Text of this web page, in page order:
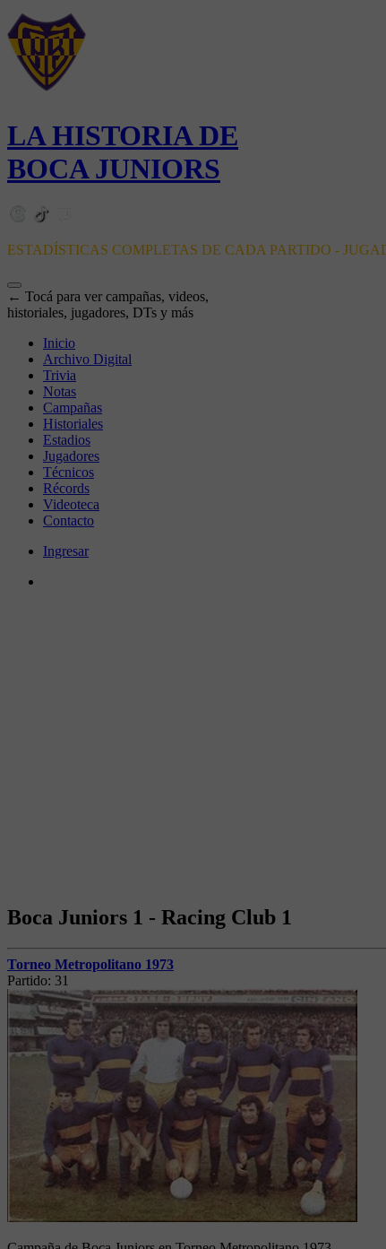
LA HISTORIA DE
BOCA JUNIORS
ESTADÍSTICAS COMPLETAS DE CADA PARTIDO -
← Tocá para ver campañas, videos,
historiales, jugadores, DTs y más
Inicio
Archivo Digital
Trivia
Notas
Campañas
Historiales
Estadios
Jugadores
Técnicos
Récords
Videoteca
Contacto
Ingresar
Boca Juniors 1 - Racing Club 1
Torneo Metropolitano 1973
Partido: 31